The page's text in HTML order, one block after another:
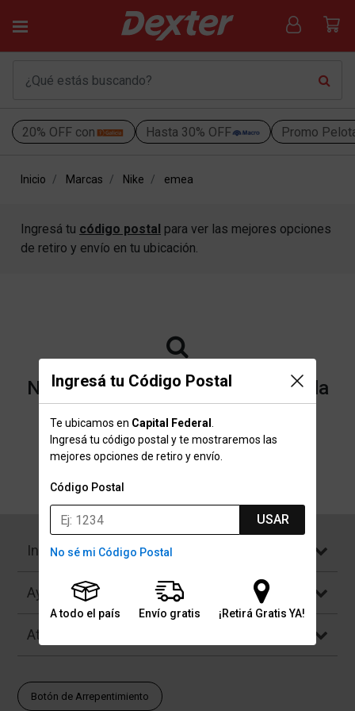
20% OFF con Hasta 30% OFF Promo
Ingresá tu Código Postal
Te ubicamos en Capital Federal
Ingresá tu código postal y te mostraremos las
mejores opciones de retiro y envío.
Código Postal
USAR
No sé mi Código Postal
A todo el país Envío gratis ¡Retirá Gratis YA!
Inicio Marcas Nike emea
Ingresá tu código postal para ver las mejores opciones
de retiro y envío en tu ubicación.
No encontramos resultados para la
categoría "emea" que buscaste.
Institucional
Ayuda
Atención al Cliente
Botón de Arrepentimiento